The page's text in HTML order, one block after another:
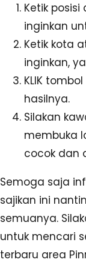
Ketik
inginkan
Ketik kota
inginkan,
KLIK
hasilnya.
Silakan
membuka
cocok dan
Semoga saja
sajikan ini
semuanya.
untuk mencari
terbaru area